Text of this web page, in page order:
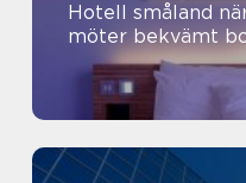
Hotell småland när skog, slott och sjö
möter bekvämt